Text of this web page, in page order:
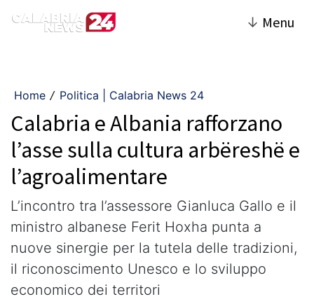
↓ Menu
Home / Politica | Calabria News 24
Calabria e Albania rafforzano
l’asse sulla cultura arbëreshë e
l’agroalimentare
L’incontro tra l’assessore Gianluca Gallo e il
ministro albanese Ferit Hoxha punta a
nuove sinergie per la tutela delle tradizioni,
il riconoscimento Unesco e lo sviluppo
economico dei territori